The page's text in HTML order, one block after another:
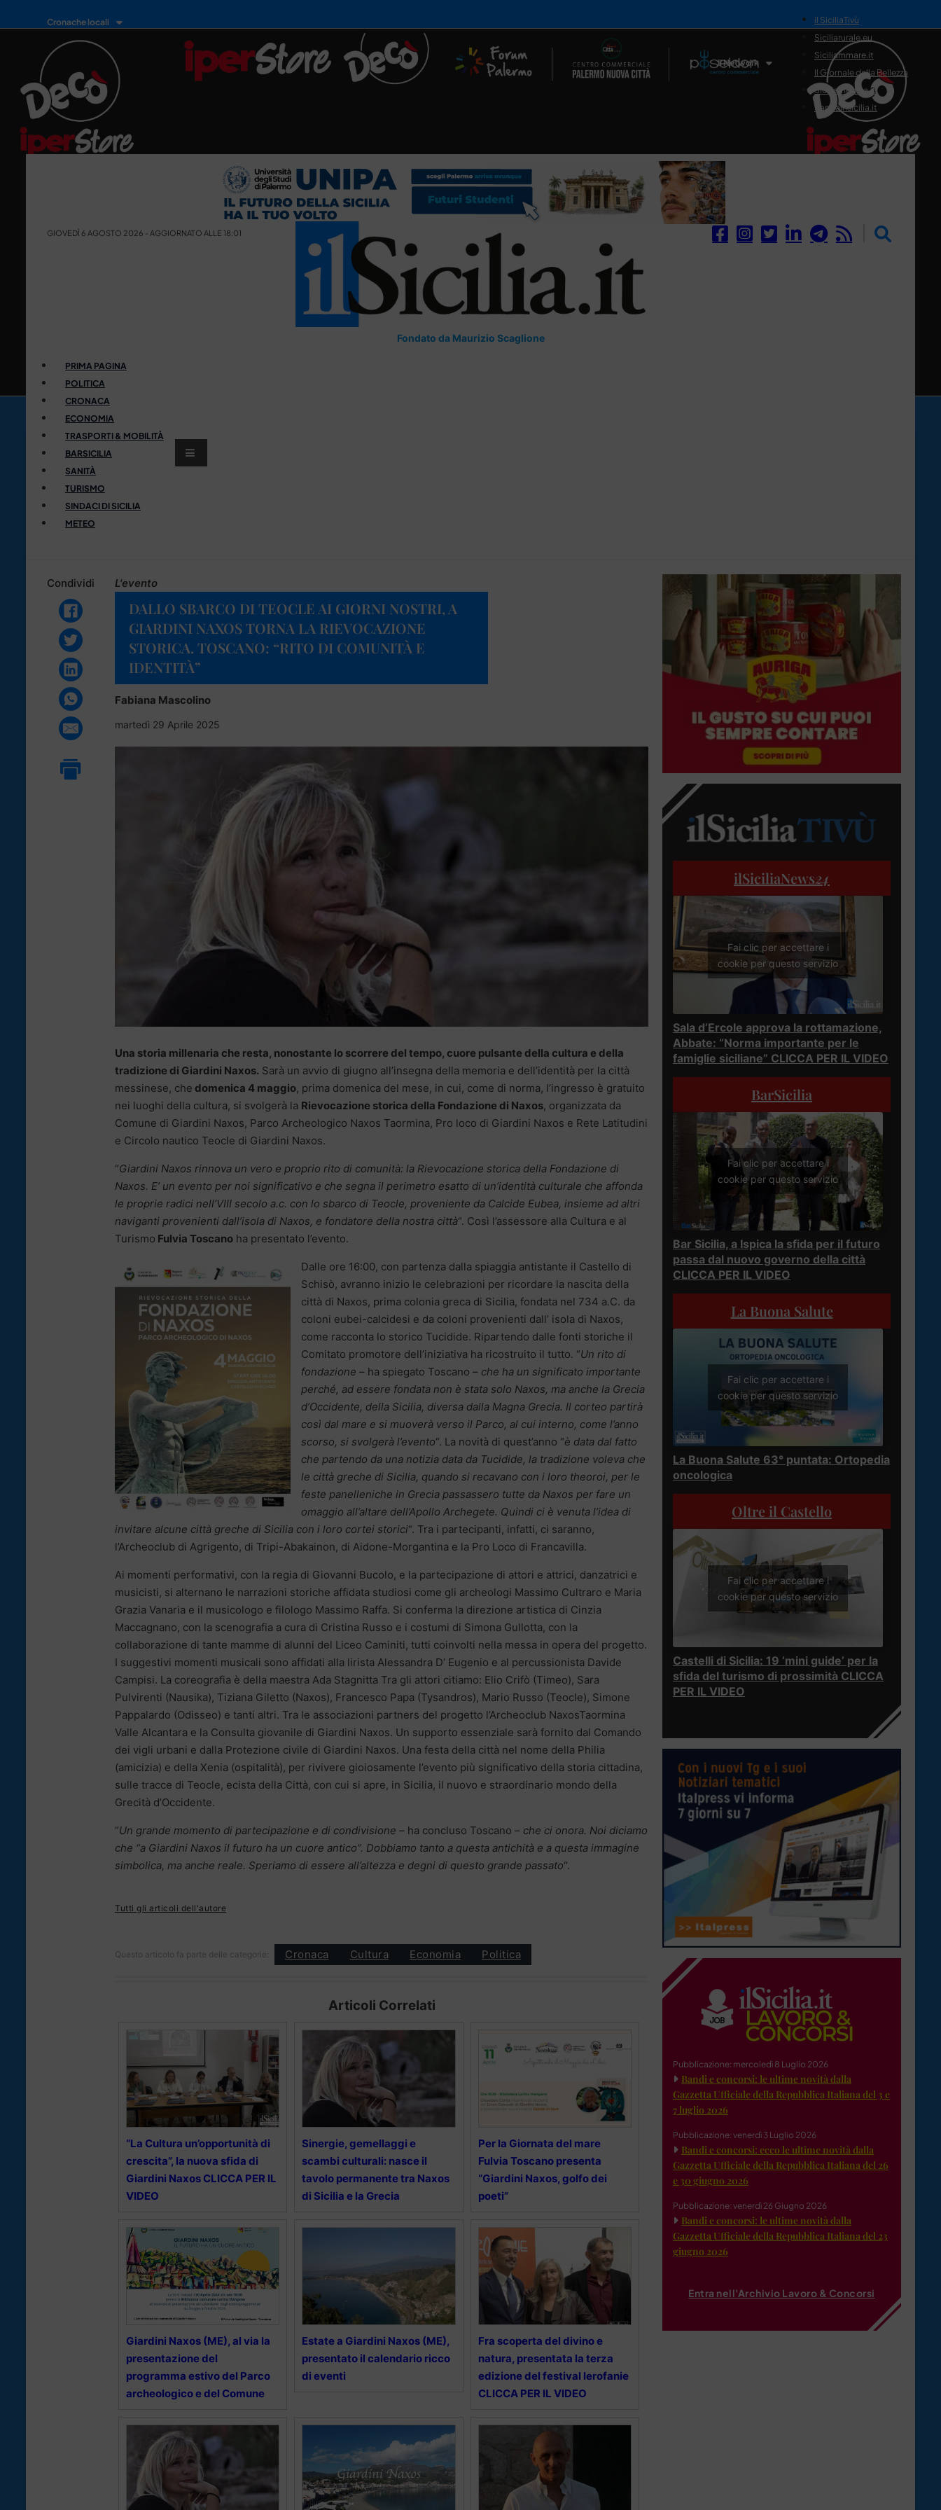
Cronache locali
Il Network
il SiciliaTivù
Siciliarurale.eu
Siciliammare.it
Il Giornale della Bellezza
Siciliamedica.it
Sanitainsicilia.it
GIOVEDÌ 6 AGOSTO 2026 - AGGIORNATO ALLE 18:01
Fondato da Maurizio Scaglione
PRIMA PAGINA
POLITICA
CRONACA
ECONOMIA
TRASPORTI & MOBILITÀ
BARSICILIA
SANITÀ
TURISMO
SINDACI DI SICILIA
METEO
Condividi L'evento
DALLO SBARCO DI TEOCLE AI GIORNI NOSTRI, A
GIARDINI NAXOS TORNA LA RIEVOCAZIONE
STORICA. TOSCANO: “RITO DI COMUNITÀ E
IDENTITÀ”
Fabiana Mascolino
martedì 29 Aprile 2025
Una storia millenaria che resta, nonostante lo scorrere del tempo, cuore pulsante della cultura e della
tradizione di Giardini Naxos. Sarà un avvio di giugno all’insegna della memoria e dell’identità per la città
messinese, che domenica 4 maggio, prima domenica del mese, in cui, come di norma, l’ingresso è gratuito
nei luoghi della cultura, si svolgerà la Rievocazione storica della Fondazione di Naxos, organizzata da
Comune di Giardini Naxos, Parco Archeologico Naxos Taormina, Pro loco di Giardini Naxos e Rete Latitudini
e Circolo nautico Teocle di Giardini Naxos.
“Giardini Naxos rinnova un vero e proprio rito di comunità: la Rievocazione storica della Fondazione di
Naxos. E’ un evento per noi significativo e che segna il perimetro esatto di un’identità culturale che affonda
le proprie radici nell’VIII secolo a.c. con lo sbarco di Teocle, proveniente da Calcide Eubea, insieme ad altri
naviganti provenienti dall’isola di Naxos, e fondatore della nostra città“. Così l’assessore alla Cultura e al
Turismo Fulvia Toscano ha presentato l’evento.
Dalle ore 16:00, con partenza dalla spiaggia antistante il Castello di
Schisò, avranno inizio le celebrazioni per ricordare la nascita della
città di Naxos, prima colonia greca di Sicilia, fondata nel 734 a.C. da
coloni eubei-calcidesi e da coloni provenienti dall’ isola di Naxos,
come racconta lo storico Tucidide. Ripartendo dalle fonti storiche il
Comitato promotore dell’iniziativa ha ricostruito il tutto. “Un rito di
fondazione – ha spiegato Toscano – che ha un significato importante
perché, ad essere fondata non è stata solo Naxos, ma anche la Grecia
d’Occidente, della Sicilia, diversa dalla Magna Grecia. Il corteo partirà
così dal mare e si muoverà verso il Parco, al cui interno, come l’anno
scorso, si svolgerà l’evento“. La novità di quest’anno “è data dal fatto
che partendo da una notizia data da Tucidide, la tradizione voleva che
le città greche di Sicilia, quando si recavano con i loro theoroi, per le
feste panelleniche in Grecia passassero tutte da Naxos per fare un
omaggio all’altare dell’Apollo Archegete. Quindi ci è venuta l’idea di
invitare alcune città greche di Sicilia con i loro cortei storici“. Tra i partecipanti, infatti, ci saranno,
l’Archeoclub di Agrigento, di Tripi-Abakainon, di Aidone-Morgantina e la Pro Loco di Francavilla.
Ai momenti performativi, con la regia di Giovanni Bucolo, e la partecipazione di attori e attrici, danzatrici e
musicisti, si alternano le narrazioni storiche affidata studiosi come gli archeologi Massimo Cultraro e Maria
Grazia Vanaria e il musicologo e filologo Massimo Raffa. Si conferma la direzione artistica di Cinzia
Maccagnano, con la scenografia a cura di Cristina Russo e i costumi di Simona Gullotta, con la
collaborazione di tante mamme di alunni del Liceo Caminiti, tutti coinvolti nella messa in opera del progetto.
I suggestivi momenti musicali sono affidati alla lirista Alessandra D’ Eugenio e al percussionista Davide
Campisi. La coreografia è della maestra Ada Stagnitta Tra gli attori citiamo: Elio Crifò (Timeo), Sara
Pulvirenti (Nausika), Tiziana Giletto (Naxos), Francesco Papa (Tysandros), Mario Russo (Teocle), Simone
Pappalardo (Odisseo) e tanti altri. Tra le associazioni partners del progetto l’Archeoclub NaxosTaormina
Valle Alcantara e la Consulta giovanile di Giardini Naxos. Un supporto essenziale sarà fornito dal Comando
dei vigli urbani e dalla Protezione civile di Giardini Naxos. Una festa della città nel nome della Philia
(amicizia) e della Xenia (ospitalità), per rivivere gioiosamente l’evento più significativo della storia cittadina,
sulle tracce di Teocle, ecista della Città, con cui si apre, in Sicilia, il nuovo e straordinario mondo della
Grecità d’Occidente.
“Un grande momento di partecipazione e di condivisione – ha concluso Toscano – che ci onora. Noi diciamo
che “a Giardini Naxos il futuro ha un cuore antico”. Dobbiamo tanto a questa antichità e a questa immagine
simbolica, ma anche reale. Speriamo di essere all’altezza e degni di questo grande passato“.
Tutti gli articoli dell'autore
Questo articolo fa parte delle categorie: Cronaca Cultura Economia Politica
Articoli Correlati
“La Cultura un’opportunità di
crescita”, la nuova sfida di
Giardini Naxos CLICCA PER IL
VIDEO
Sinergie, gemellaggi e
scambi culturali: nasce il
tavolo permanente tra Naxos
di Sicilia e la Grecia
Per la Giornata del mare
Fulvia Toscano presenta
“Giardini Naxos, golfo dei
poeti”
Giardini Naxos (ME), al via la
presentazione del
programma estivo del Parco
archeologico e del Comune
Estate a Giardini Naxos (ME),
presentato il calendario ricco
di eventi
Fra scoperta del divino e
natura, presentata la terza
edizione del festival Ierofanie
CLICCA PER IL VIDEO
ilSiciliaNews24
Fai clic per accettare i
cookie per questo servizio
Sala d’Ercole approva la rottamazione,
Abbate: “Norma importante per le
famiglie siciliane” CLICCA PER IL VIDEO
BarSicilia
Fai clic per accettare i
cookie per questo servizio
Bar Sicilia, a Ispica la sfida per il futuro
passa dal nuovo governo della città
CLICCA PER IL VIDEO
La Buona Salute
Fai clic per accettare i
cookie per questo servizio
La Buona Salute 63° puntata: Ortopedia
oncologica
Oltre il Castello
Fai clic per accettare i
cookie per questo servizio
Castelli di Sicilia: 19 ‘mini guide’ per la
sfida del turismo di prossimità CLICCA
PER IL VIDEO
Pubblicazione: mercoledì 8 Luglio 2026
Bandi e concorsi: le ultime novità dalla
Gazzetta Ufficiale della Repubblica Italiana del 3 e
7 luglio 2026
Pubblicazione: venerdì 3 Luglio 2026
Bandi e concorsi: ecco le ultime novità dalla
Gazzetta Ufficiale della Repubblica Italiana del 26
e 30 giugno 2026
Pubblicazione: venerdì 26 Giugno 2026
Bandi e concorsi: le ultime novità dalla
Gazzetta Ufficiale della Repubblica Italiana del 23
giugno 2026
Entra nell'Archivio Lavoro & Concorsi